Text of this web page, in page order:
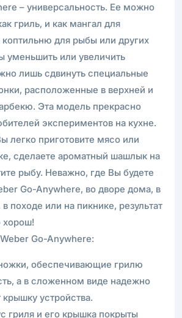
– универсальность. Ее можно
гриль, и как мангал для
для рыбы или других
уменьшить или увеличить
лишь сдвинуть специальные
расположенные в верхней и
Эта модель прекрасно
экспериментов на кухне.
приготовите мясо или
сделаете ароматный шашлык на
рыбу. Неважно, где Вы будете
Go-Anywhere, во дворе дома, в
походе или на пикнике, результат
хорош!
Go-Anywhere:
обеспечивающие грилю
а в сложенном виде надежно
устройства.
гриля и его крышка покрыты